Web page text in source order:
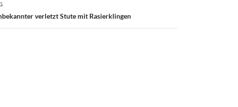
verletzt Stute mit Rasierklingen